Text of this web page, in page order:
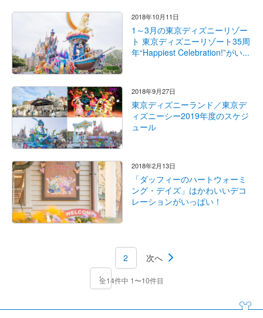
2018年10月11日
1～3月の東京ディズニーリゾー
ト 東京ディズニーリゾート35周
年“Happiest Celebration!”がい...
2018年9月27日
東京ディズニーランド／東京デ
ィズニーシー2019年度のスケジ
ュール
2018年2月13日
「ダッフィーのハートウォーミ
ング・デイズ」はかわいいデコ
レーションがいっぱい！
1
2 次へ
全14件中 1〜10件目